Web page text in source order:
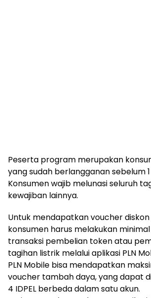
Peserta program merupakan
yang sudah berlangganan sebelum
Konsumen wajib melunasi seluruh
kewajiban lainnya.
Untuk mendapatkan voucher
konsumen harus melakukan
transaksi pembelian token atau
tagihan listrik melalui aplikasi PLN
PLN Mobile bisa mendapatkan
voucher tambah daya, yang dapat
4 IDPEL berbeda dalam satu akun.